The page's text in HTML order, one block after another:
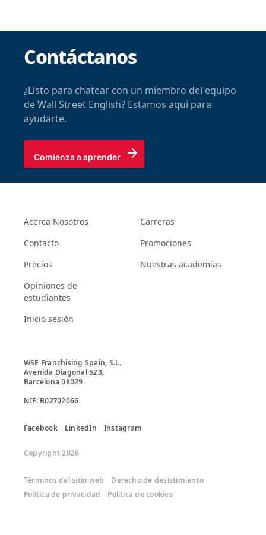
Contáctanos
¿Listo para chatear con un miembro del equipo
de Wall Street English? Estamos aquí para
ayudarte.
Comienza a aprender
Acerca Nosotros
Contacto
Precios
Opiniones de
estudiantes
Inicio sesión
Carreras
Promociones
Nuestras academias
WSE Franchising Spain, S.L.
Avenida Diagonal 523,
Barcelona 08029
Facebook LinkedIn Instagram
Copyright 2026
Términos del sitio web
Derecho de desistimiento
Política de privacidad
Política de cookies